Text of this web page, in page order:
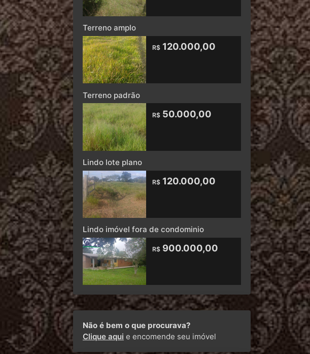
Terreno amplo
R$120.000,00
Terreno padrão
R$50.000,00
Lindo lote plano
R$120.000,00
Lindo imóvel fora de condominio
R$900.000,00
Não é bem o que procurava?
Clique aqui e encomende seu imóvel